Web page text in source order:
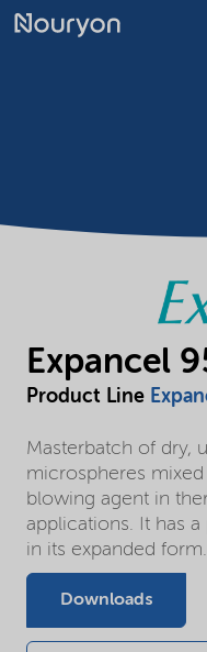
Expancel
Product Line
Masterbatch of dry,
microspheres
blowing agent in
applications. It has
in its expanded form.
Downloads